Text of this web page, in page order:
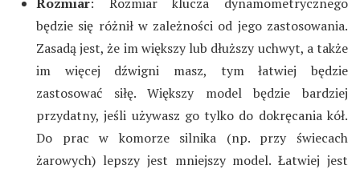
Rozmiar: Rozmiar klucza dynamometrycznego
będzie się różnił w zależności od jego zastosowania.
Zasadą jest, że im większy lub dłuższy uchwyt, a także
im więcej dźwigni masz, tym łatwiej będzie
zastosować siłę. Większy model będzie bardziej
przydatny, jeśli używasz go tylko do dokręcania kół.
Do prac w komorze silnika (np. przy świecach
żarowych) lepszy jest mniejszy model. Łatwiej jest